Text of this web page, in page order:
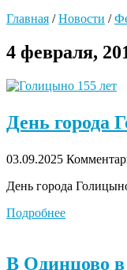
Главная /Новости /
4 февраля,
День города
03.09.2025
День города
Подробнее
В Одинцово